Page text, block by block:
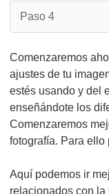
Paso 4
Comenzaremos
ajustes de tu
estés usando y del
enseñándote los
Comenzaremos
fotografía. Para ello
Aquí podemos ir
relacionados con